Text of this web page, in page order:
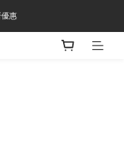
惠
惠
件750 三件1000 十件3000